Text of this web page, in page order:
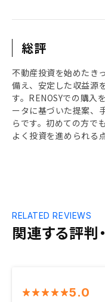
総評
不動産投資を始めたき
備え、安定した収益源
す。RENOSYでの購入
ータに基づいた提案、
らです。初めての方で
よく投資を進められる
関連する評判
RELATED REVIEWS
5.0